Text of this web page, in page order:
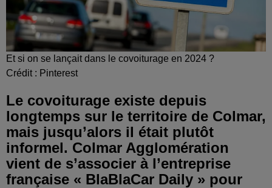
Et si on se lançait dans le covoiturage en 2024 ?
Crédit : Pinterest
Le covoiturage existe depuis
longtemps sur le territoire de Colmar,
mais jusqu’alors il était plutôt
informel. Colmar Agglomération
vient de s’associer à l’entreprise
française « BlaBlaCar Daily » pour